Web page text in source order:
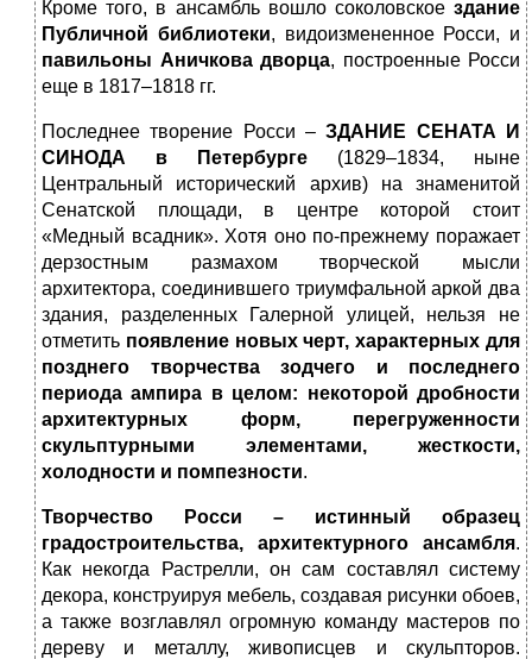
Кроме того, в ансамбль вошло соколовское здание
Публичной библиотеки, видоизмененное Росси, и
павильоны Аничкова дворца, построенные Росси
еще в 1817–1818 гг.
Последнее творение Росси –ЗДАНИЕ СЕНАТА И
СИНОДА
в Петербурге (1829–1834, ныне
Центральный исторический архив) на знаменитой
Сенатской площади, в центре которой стоит
«Медный всадник». Хотя оно по-прежнему поражает
дерзостным размахом творческой мысли
архитектора, соединившего триумфальной аркой два
здания, разделенных Галерной улицей, нельзя не
отметить появление новых черт, характерных для
позднего творчества зодчего и последнего
периода ампира в целом: некоторой дробности
архитектурных форм, перегруженности
скульптурными элементами, жесткости,
холодности и помпезности.
Творчество Росси – истинный образец
градостроительства, архитектурного ансамбля.
Как некогда Растрелли, он сам составлял систему
декора, конструируя мебель, создавая рисунки обоев,
а также возглавлял огромную команду мастеров по
дереву и металлу, живописцев и скульпторов.